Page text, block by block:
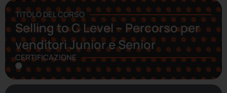
TITOLO DEL CORSO
Selling to C Level – Percorso per
venditori Junior e Senior
CERTIFICAZIONE